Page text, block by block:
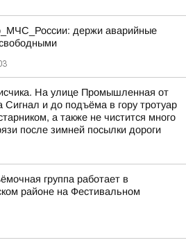
держи аварийные
На улице Промышленная от
Сигнал и до подъёма в гору тротуар
а также не чистится много
после зимней посылки дороги
группа работает в
районе на Фестивальном